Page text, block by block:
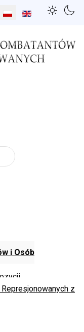
i Osób
z